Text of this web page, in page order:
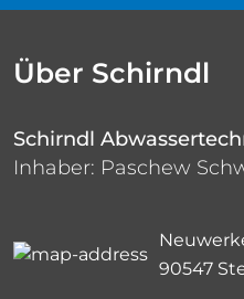
Über Schirndl
Schirndl
Inhaber: Paschew
90547